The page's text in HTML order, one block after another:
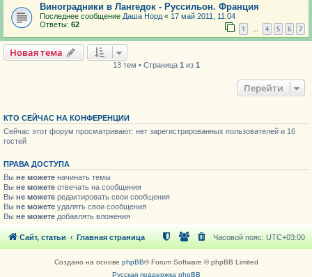
Виноградники в Лангедок - Руссильон. Франция
Последнее сообщение Даша Норд « 17 май 2011, 11:04
Ответы: 62 1 … 4 5 6 7
Новая тема
13 тем • Страница 1 из 1
Перейти
КТО СЕЙЧАС НА КОНФЕРЕНЦИИ
Сейчас этот форум просматривают: нет зарегистрированных пользователей и 16
гостей
ПРАВА ДОСТУПА
Вы не можете начинать темы
Вы не можете отвечать на сообщения
Вы не можете редактировать свои сообщения
Вы не можете удалять свои сообщения
Вы не можете добавлять вложения
Сайт, статьи Главная страница Часовой пояс: UTC+03:00
Создано на основе phpBB® Forum Software © phpBB Limited
Русская поддержка phpBB